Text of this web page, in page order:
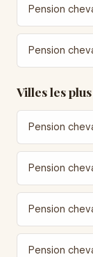
Pension
Pension
Villes les
Pension
Pension
Pension
Pension